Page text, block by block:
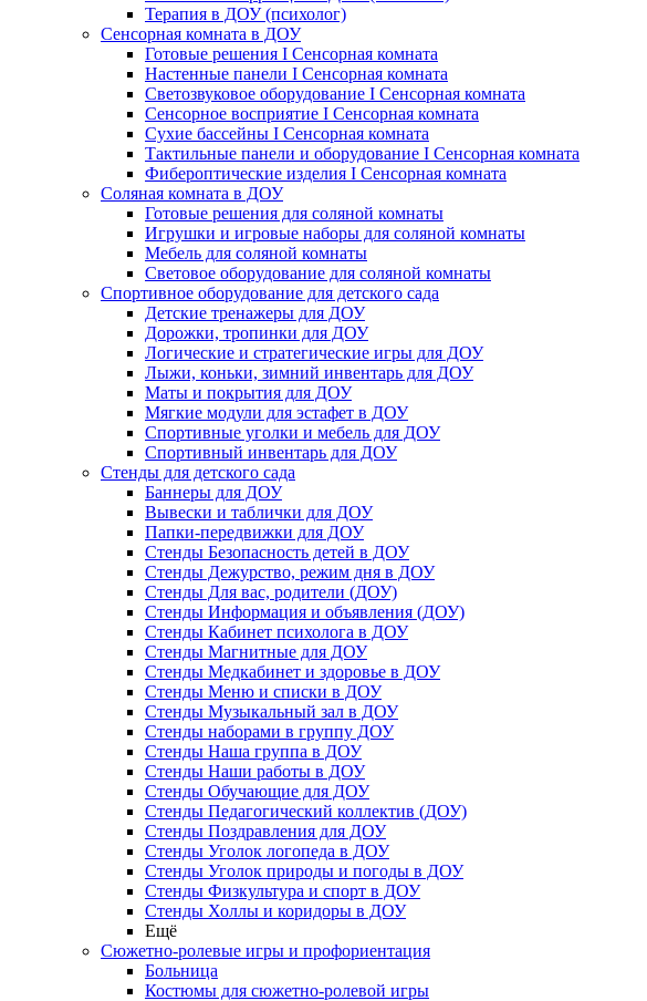
Терапия в ДОУ (психолог)
Сенсорная комната в ДОУ
Готовые решения I Сенсорная комната
Настенные панели I Сенсорная комната
Светозвуковое оборудование I Сенсорная комната
Сенсорное восприятие I Сенсорная комната
Сухие бассейны I Сенсорная комната
Тактильные панели и оборудование I Сенсорная комната
Фибероптические изделия I Сенсорная комната
Соляная комната в ДОУ
Готовые решения для соляной комнаты
Игрушки и игровые наборы для соляной комнаты
Мебель для соляной комнаты
Световое оборудование для соляной комнаты
Спортивное оборудование для детского сада
Детские тренажеры для ДОУ
Дорожки, тропинки для ДОУ
Логические и стратегические игры для ДОУ
Лыжи, коньки, зимний инвентарь для ДОУ
Маты и покрытия для ДОУ
Мягкие модули для эстафет в ДОУ
Спортивные уголки и мебель для ДОУ
Спортивный инвентарь для ДОУ
Стенды для детского сада
Баннеры для ДОУ
Вывески и таблички для ДОУ
Папки-передвижки для ДОУ
Стенды Безопасность детей в ДОУ
Стенды Дежурство, режим дня в ДОУ
Стенды Для вас, родители (ДОУ)
Стенды Информация и объявления (ДОУ)
Стенды Кабинет психолога в ДОУ
Стенды Магнитные для ДОУ
Стенды Медкабинет и здоровье в ДОУ
Стенды Меню и списки в ДОУ
Стенды Музыкальный зал в ДОУ
Стенды наборами в группу ДОУ
Стенды Наша группа в ДОУ
Стенды Наши работы в ДОУ
Стенды Обучающие для ДОУ
Стенды Педагогический коллектив (ДОУ)
Стенды Поздравления для ДОУ
Стенды Уголок логопеда в ДОУ
Стенды Уголок природы и погоды в ДОУ
Стенды Физкультура и спорт в ДОУ
Стенды Холлы и коридоры в ДОУ
Ещё
Сюжетно-ролевые игры и профориентация
Больница
Костюмы для сюжетно-ролевой игры